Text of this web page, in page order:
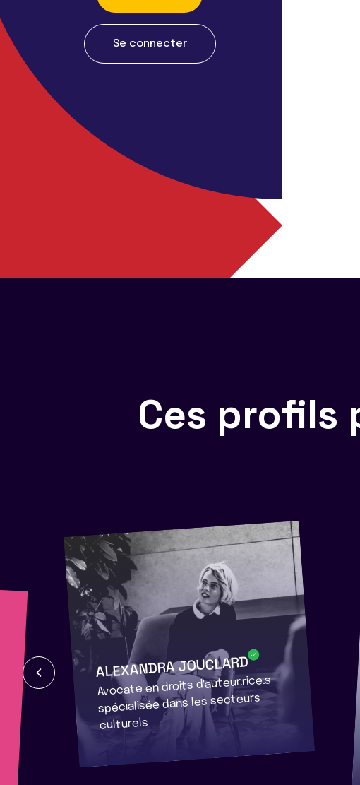
Se connecter
Ces profils
ALEXANDRA JOUCLARD
Avocate en droits d'auteur.rice.s
spécialisée dans les secteurs
culturels